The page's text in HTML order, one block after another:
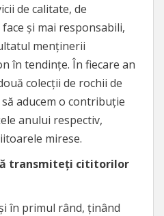
de calitate, de
și mai responsabili,
menținerii
în tendințe. În fiecare an
colecții de rochii de
aducem o contribuție
anului respectiv,
mirese.
transmiteți cititorilor
în primul rând, ținând